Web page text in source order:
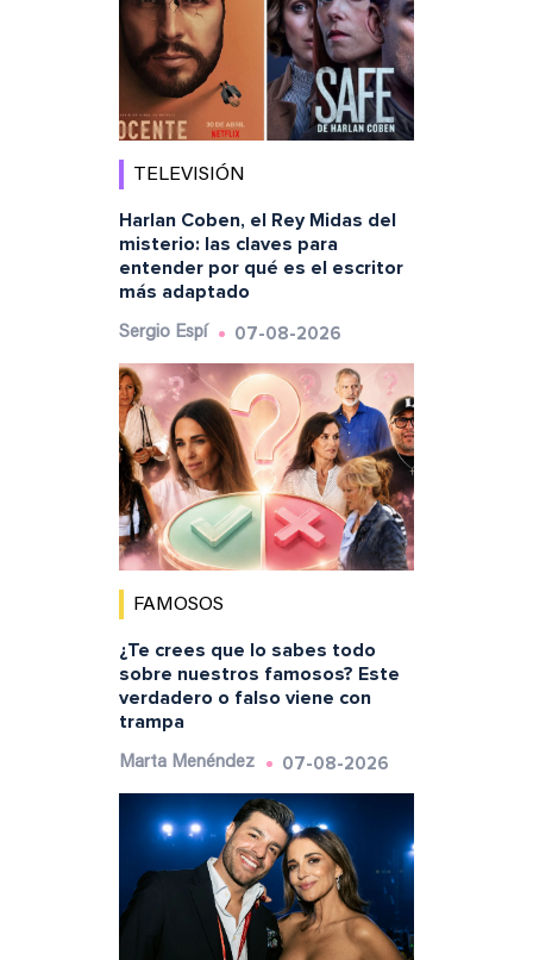
TELEVISIÓN
Harlan Coben, el Rey Midas del
misterio: las claves para
entender por qué es el escritor
más adaptado
Sergio Espí 07-08-2026
FAMOSOS
¿Te crees que lo sabes todo
sobre nuestros famosos? Este
verdadero o falso viene con
trampa
Marta Menéndez 07-08-2026